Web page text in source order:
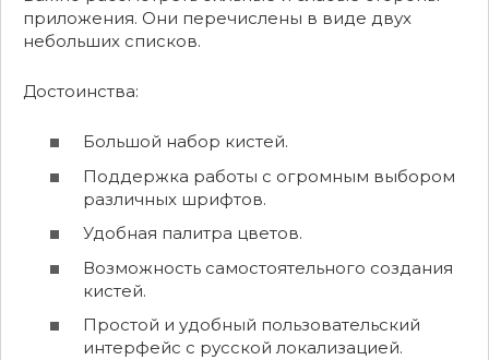
приложения. Они перечислены в виде двух
небольших списков.
Достоинства:
Большой набор кистей.
Поддержка работы с огромным выбором
различных шрифтов.
Удобная палитра цветов.
Возможность самостоятельного создания
кистей.
Простой и удобный пользовательский
интерфейс с русской локализацией.